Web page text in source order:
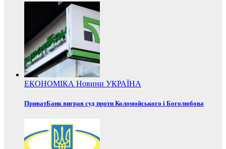
ЕКОНОМІКА Новини УКРАЇНА
ПриватБанк виграв суд проти Коломойського і Боголюбова